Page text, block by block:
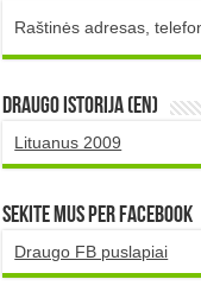
Raštinės adresas,
DRAUGO istorija (EN)
Lituanus 2009
Sekite mus per Facebook
Draugo FB puslapiai